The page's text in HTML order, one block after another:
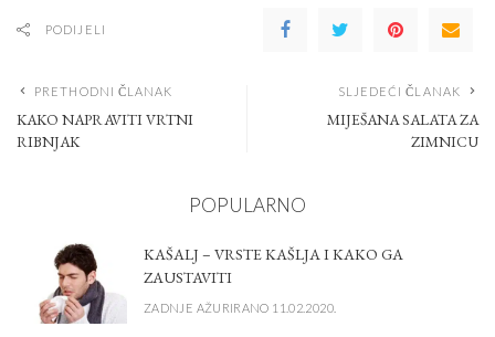
PODIJELI
PRETHODNI ČLANAK
KAKO NAPRAVITI VRTNI
RIBNJAK
SLJEDEĆI ČLANAK
MIJEŠANA SALATA ZA
ZIMNICU
POPULARNO
KAŠALJ – VRSTE KAŠLJA I KAKO GA
ZAUSTAVITI
ZADNJE AŽURIRANO 11.02.2020.